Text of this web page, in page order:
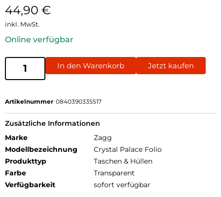
44,90 €
inkl. MwSt.
Online verfügbar
In den Warenkorb Jetzt kaufen
Artikelnummer 0840390335517
Zusätzliche Informationen
Marke
Zagg
Modellbezeichnung
Crystal Palace Folio
Produkttyp
Taschen & Hüllen
Farbe
Transparent
Verfügbarkeit
sofort verfügbar